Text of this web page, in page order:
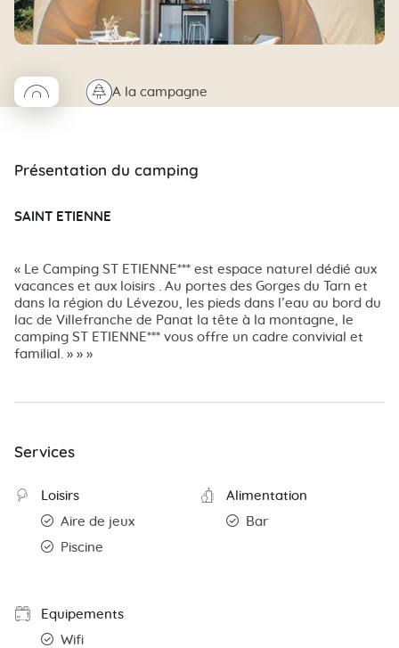
◯Coco rond🌲A la campagne
Présentation du camping
SAINT ETIENNE
« Le Camping ST ETIENNE*** est espace naturel dédié aux
vacances et aux loisirs . Au portes des Gorges du Tarn et
dans la région du Lévezou, les pieds dans l’eau au bord du
lac de Villefranche de Panat la tête à la montagne, le
camping ST ETIENNE*** vous offre un cadre convivial et
familial. » » »
Services
Loisirs
Aire de jeux
Piscine
Alimentation
Bar
Equipements
Wifi